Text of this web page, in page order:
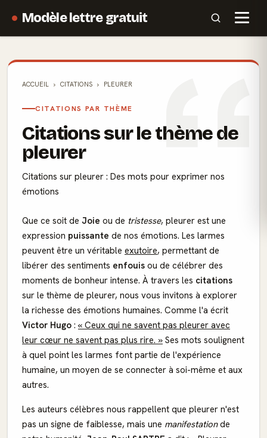
Modèle lettre gratuit
ACCUEIL CITATIONS PLEURER
CITATIONS PAR THÈME
Citations sur le thème de
pleurer
Citations sur pleurer : Des mots pour exprimer nos
émotions
Que ce soit de Joie ou de tristesse, pleurer est une
expression puissante de nos émotions. Les larmes
peuvent être un véritable exutoire, permettant de
libérer des sentiments enfouis ou de célébrer des
moments de bonheur intense. À travers les citations
sur le thème de pleurer, nous vous invitons à explorer
la richesse des émotions humaines. Comme l'a écrit
Victor Hugo : « Ceux qui ne savent pas pleurer avec
leur cœur ne savent pas plus rire. » Ses mots soulignent
à quel point les larmes font partie de l'expérience
humaine, un moyen de se connecter à soi-même et aux
autres.
Les auteurs célèbres nous rappellent que pleurer n'est
pas un signe de faiblesse, mais une manifestationde